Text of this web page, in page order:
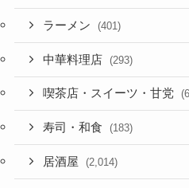
ラーメン (401)
中華料理店 (293)
喫茶店・スイーツ・甘党
寿司・和食 (183)
居酒屋 (2,014)